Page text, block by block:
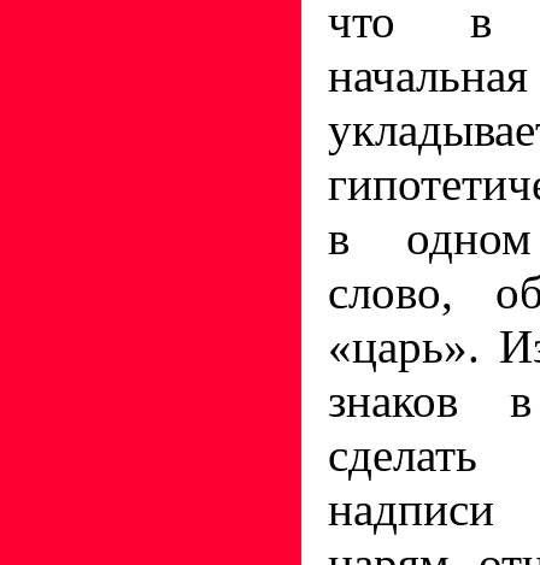
что в
в одном
слово,
«царь».
знаков
сделать